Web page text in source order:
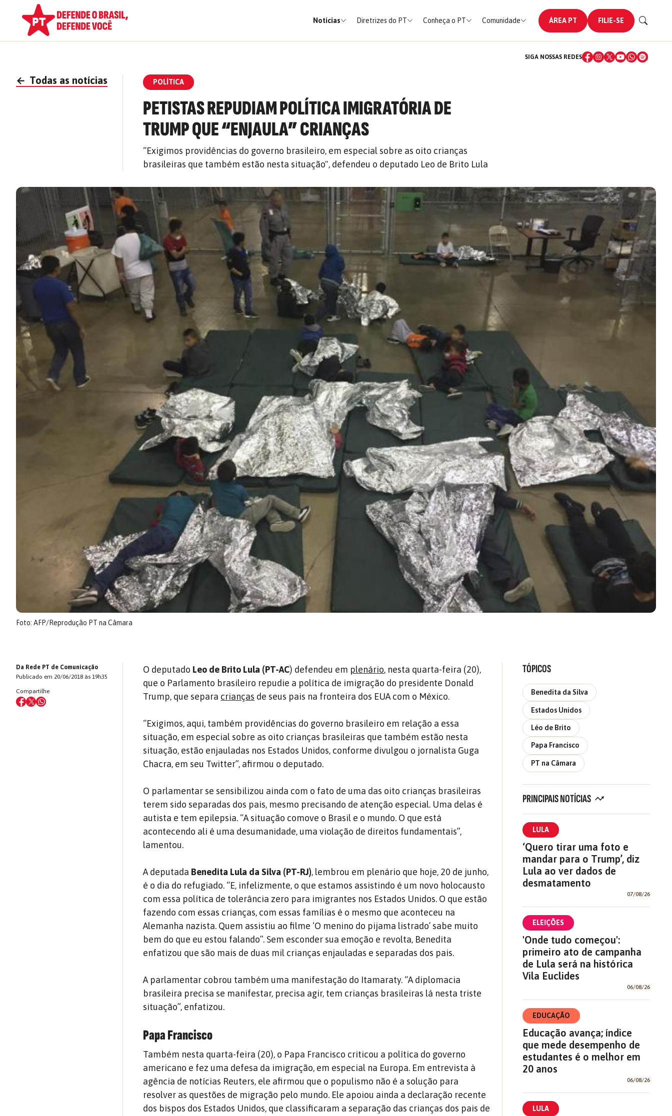
Notícias Diretrizes do PT Conheça o PT Comunidade ÁREA PT FILIE-SE
SIGA NOSSAS REDES
← Todas as notícias POLÍTICA
PETISTAS REPUDIAM POLÍTICA IMIGRATÓRIA DE
TRUMP QUE “ENJAULA” CRIANÇAS
“Exigimos providências do governo brasileiro, em especial sobre as oito crianças
brasileiras que também estão nesta situação", defendeu o deputado Leo de Brito Lula
Foto: AFP/Reprodução PT na Câmara
Da Rede PT de Comunicação
Publicado em 20/06/2018 às 19h35
Compartilhe
O deputado Leo de Brito Lula (PT-AC) defendeu em plenário, nesta quarta-feira (20),
que o Parlamento brasileiro repudie a política de imigração do presidente Donald
Trump, que separa crianças de seus pais na fronteira dos EUA com o México.
“Exigimos, aqui, também providências do governo brasileiro em relação a essa
situação, em especial sobre as oito crianças brasileiras que também estão nesta
situação, estão enjauladas nos Estados Unidos, conforme divulgou o jornalista Guga
Chacra, em seu Twitter”, afirmou o deputado.
O parlamentar se sensibilizou ainda com o fato de uma das oito crianças brasileiras
terem sido separadas dos pais, mesmo precisando de atenção especial. Uma delas é
autista e tem epilepsia. “A situação comove o Brasil e o mundo. O que está
acontecendo ali é uma desumanidade, uma violação de direitos fundamentais”,
lamentou.
A deputada Benedita Lula da Silva (PT-RJ), lembrou em plenário que hoje, 20 de junho,
é o dia do refugiado. “E, infelizmente, o que estamos assistindo é um novo holocausto
com essa política de tolerância zero para imigrantes nos Estados Unidos. O que estão
fazendo com essas crianças, com essas famílias é o mesmo que aconteceu na
Alemanha nazista. Quem assistiu ao filme ‘O menino do pijama listrado’ sabe muito
bem do que eu estou falando”. Sem esconder sua emoção e revolta, Benedita
enfatizou que são mais de duas mil crianças enjauladas e separadas dos pais.
A parlamentar cobrou também uma manifestação do Itamaraty. “A diplomacia
brasileira precisa se manifestar, precisa agir, tem crianças brasileiras lá nesta triste
situação”, enfatizou.
Papa Francisco
Também nesta quarta-feira (20), o Papa Francisco criticou a política do governo
americano e fez uma defesa da imigração, em especial na Europa. Em entrevista à
agência de notícias Reuters, ele afirmou que o populismo não é a solução para
resolver as questões de migração pelo mundo. Ele apoiou ainda a declaração recente
dos bispos dos Estados Unidos, que classificaram a separação das crianças dos pais de
TÓPICOS
Benedita da Silva
Estados Unidos
Léo de Brito
Papa Francisco
PT na Câmara
PRINCIPAIS NOTÍCIAS
LULA
‘Quero tirar uma foto e
mandar para o Trump’, diz
Lula ao ver dados de
desmatamento
07/08/26
ELEIÇÕES
'Onde tudo começou':
primeiro ato de campanha
de Lula será na histórica
Vila Euclides
06/08/26
EDUCAÇÃO
Educação avança; índice
que mede desempenho de
estudantes é o melhor em
20 anos
06/08/26
LULA